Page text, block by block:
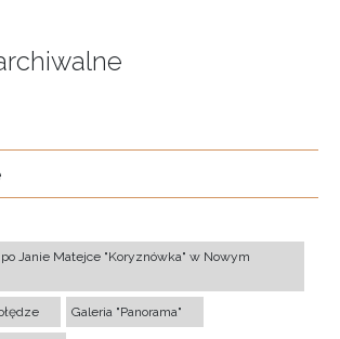
Janie Matejce "Koryznówka" w Nowym
Galeria "Panorama"